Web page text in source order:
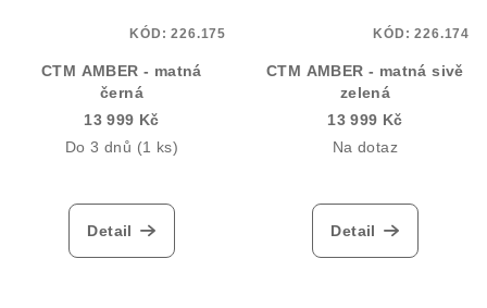
CTM AMBER - matná
černá
13 999 Kč
Do 3 dnů (1 ks)
Detail
KÓD:226.175
CTM AMBER - matná sivě
zelená
13 999 Kč
Na dotaz
Detail
KÓD:226.174